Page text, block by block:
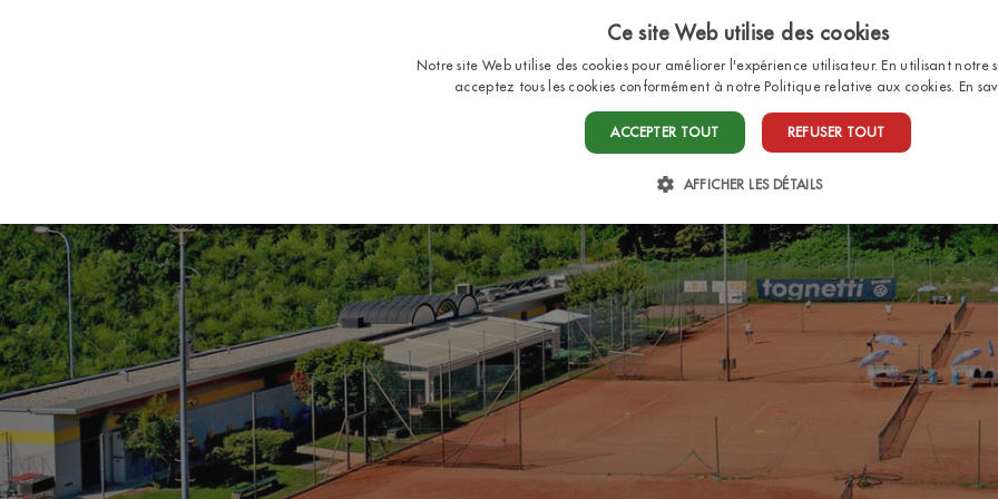
HOME EMPLACEMENTSBUNGALOWS
Ce site Web utilise des cookies
Notre site Web utilise des cookies pour améliorer l'expérience utilisateur. En utilisant notre
acceptez tous les cookies conformément à notre Politique relative aux cookies. En
ACCEPTER TOUT REFUSER TOUT
AFFICHER LES DÉTAILS